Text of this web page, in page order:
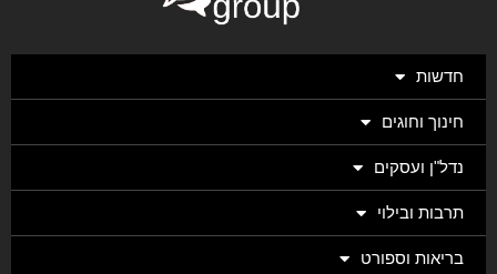
חדשות
חינוך וחוגים
נדל"ן ועסקים
תרבות ובילוי
בריאות וספורט